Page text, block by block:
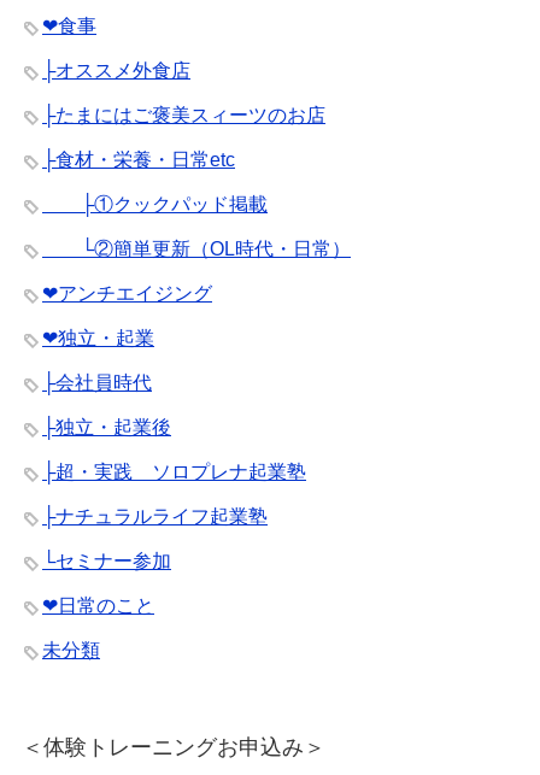
❤︎食事
├オススメ外食店
├たまにはご褒美スィーツのお店
├食材・栄養・日常etc
├①クックパッド掲載
└②簡単更新（OL時代・日常）
❤︎アンチエイジング
❤︎独立・起業
├会社員時代
├独立・起業後
├超・実践 ソロプレナ起業塾
├ナチュラルライフ起業塾
└セミナー参加
❤︎日常のこと
未分類
＜体験トレーニングお申込み＞